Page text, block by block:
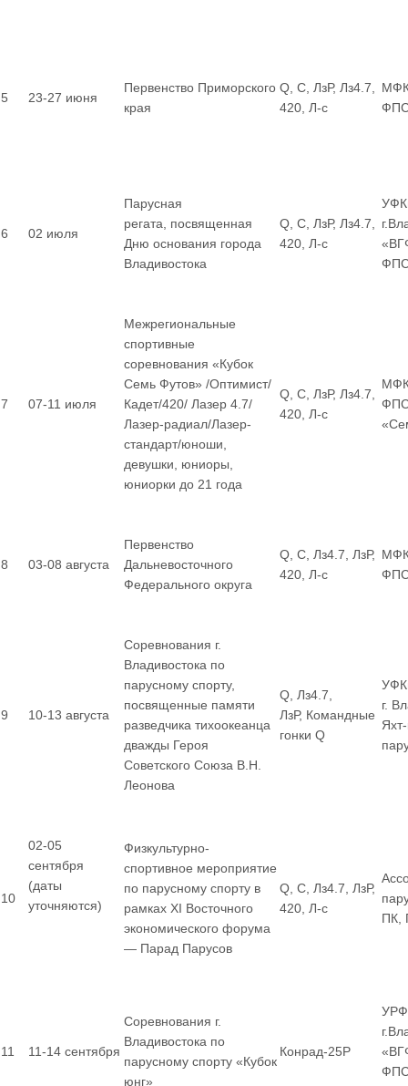
5 23-27 июня
Первенство Приморского
края
Q, С, ЛзР, Лз4.7,
420, Л-с
6 02 июля
Парусная
регата, посвященная
Дню основания города
Владивостока
Q, С, ЛзР, Лз4.7,
420, Л-с
7 07-11 июля
Межрегиональные
спортивные
соревнования «Кубок
Семь Футов» /Оптимист/
Кадет/420/ Лазер 4.7/
Лазер-радиал/Лазер-
стандарт/юноши,
девушки, юниоры,
юниорки до 21 года
Q, С, ЛзР, Лз4.7,
420, Л-с
8 03-08 августа
Первенство
Дальневосточного
Федерального округа
Q, С, Лз4.7, ЛзР,
420, Л-с
9 10-13 августа
Соревнования г.
Владивостока по
парусному спорту,
посвященные памяти
разведчика тихоокеанца
дважды Героя
Советского Союза В.Н.
Леонова
Q, Лз4.7,
ЛзР, Командные
гонки Q
г.
10
02-05
сентября
(даты
уточняются)
Физкультурно-
спортивное мероприятие
по парусному спорту в
рамках XI Восточного
экономического форума
— Парад Парусов
Q, С, Лз4.7, ЛзР,
420, Л-с
ПК,
11 11-14 сентября
Соревнования г.
Владивостока по
парусному спорту «Кубок
юнг»
Конрад-25Р